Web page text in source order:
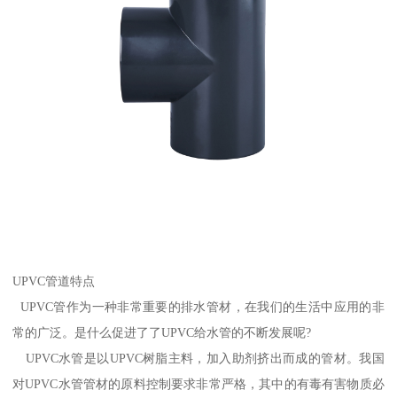
UPVC管道特点
UPVC管作为一种非常重要的排水管材，在我们的生活中应用的非
常的广泛。是什么促进了了UPVC给水管的不断发展呢?
UPVC水管是以UPVC树脂主料，加入助剂挤出而成的管材。我国
对UPVC水管管材的原料控制要求非常严格，其中的有毒有害物质必